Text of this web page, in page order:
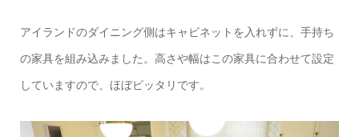
アイランドのダイニング側はキャビネットを入れずに、手持ち
の家具を組み込みました。高さや幅はこの家具に合わせて設定
していますので、ほぼピッタリです。